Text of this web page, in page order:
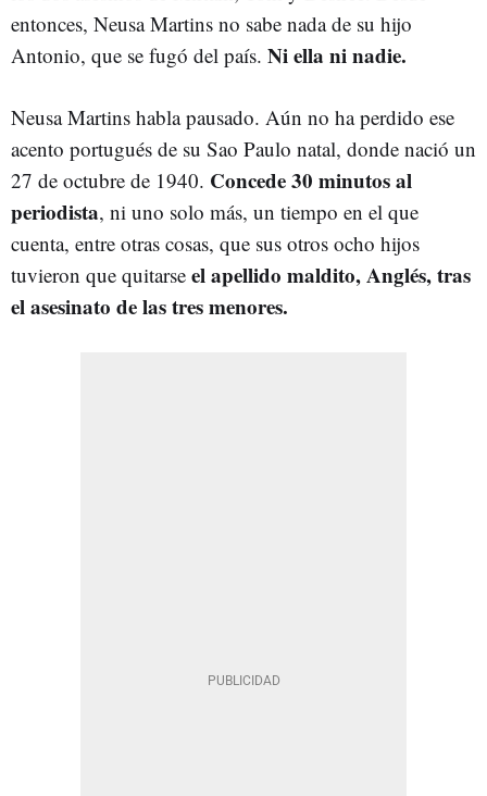
entonces, Neusa Martins no sabe nada de su hijo
Antonio, que se fugó del país. Ni ella ni nadie.
Neusa Martins habla pausado. Aún no ha perdido ese
acento portugués de su Sao Paulo natal, donde nació un
27 de octubre de 1940. Concede 30 minutos al
periodista, ni uno solo más, un tiempo en el que
cuenta, entre otras cosas, que sus otros ocho hijos
tuvieron que quitarse el apellido maldito, Anglés, tras
el asesinato de las tres menores.